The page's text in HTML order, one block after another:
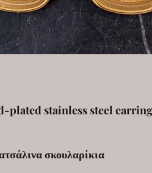
plated stainless steel
σκουλαρίκια